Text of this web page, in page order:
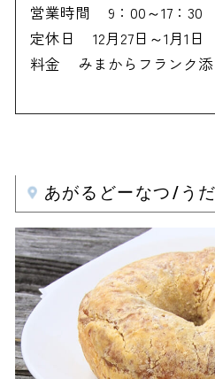
営業時間
9：00～17：30
定休日
12月27日～1月1日
料金
みまからフランク
あがるどーなつ/う